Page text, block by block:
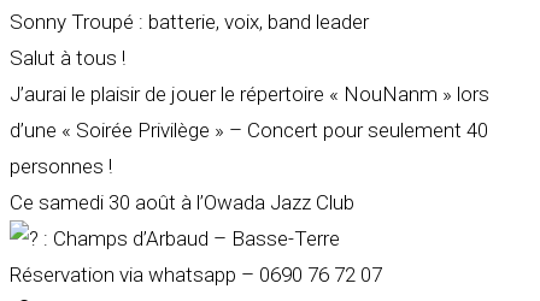
Sonny Troupé : batterie, voix, band leader
Salut à tous !
J’aurai le plaisir de jouer le répertoire « NouNanm » lors
d’une « Soirée Privilège » – Concert pour seulement 40
personnes !
Ce samedi 30 août à l’Owada Jazz Club
: Champs d’Arbaud – Basse-Terre
Réservation via whatsapp – 0690 76 72 07